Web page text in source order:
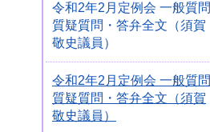
令和2年2月定例会 一般質問
質疑質問・答弁全文（須賀
敬史議員）
令和2年2月定例会 一般質問
質疑質問・答弁全文（須賀
敬史議員）